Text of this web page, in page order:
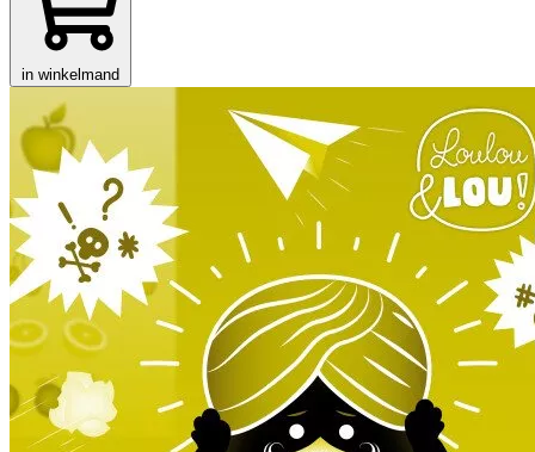
in winkelmand